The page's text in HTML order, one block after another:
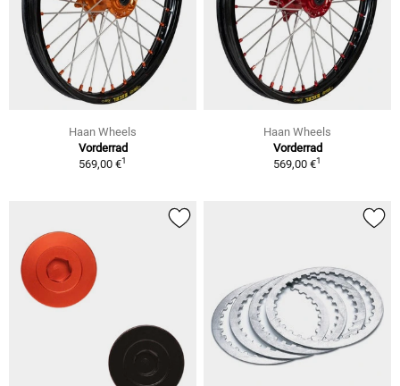
Haan Wheels
Vorderrad
569,00 €1
Haan Wheels
Vorderrad
569,00 €1